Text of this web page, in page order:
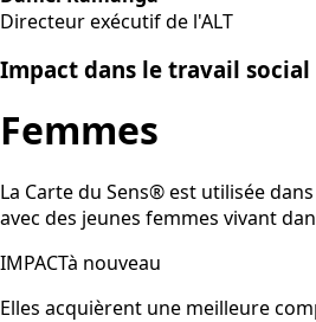
Directeur exécutif de l'ALT
Impact dans le travail social
Femmes
La Carte du Sens® est utilisée
avec des jeunes femmes vivant
IMPACTà nouveau
Elles acquièrent une meilleure